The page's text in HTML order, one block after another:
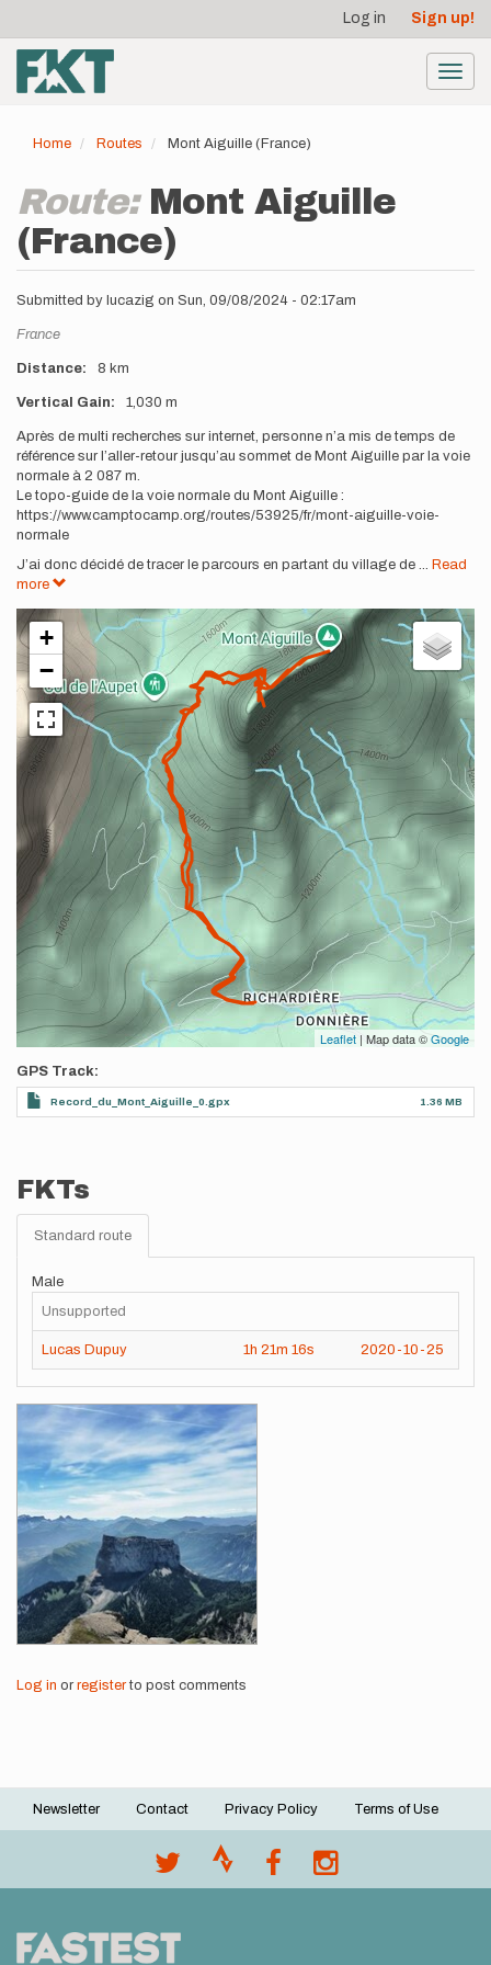
main
content
account
menu
Log in Sign up!
Home Routes Mont Aiguille (France)
Route: Mont Aiguille
(France)
Submitted by lucazig on Sun, 09/08/2024 - 02:17am
Location
France
Distance 8 km
Vertical Gain 1,030 m
Description
Après de multi recherches sur internet, personne n’a mis de temps de
référence sur l’aller-retour jusqu’au sommet de Mont Aiguille par la voie
normale à 2 087 m.
Le topo-guide de la voie normale du Mont Aiguille :
https://www.camptocamp.org/routes/53925/fr/mont-aiguille-voie-
normale
J’ai donc décidé de tracer le parcours en partant du village de ... Read
more
+
−
Leaflet | Map data ©Google
GPS Track
Record_du_Mont_Aiguille_0.gpx 1.36 MB
FKTs
Standard route
Male
Unsupported
Lucas Dupuy 1h 21m 16s 2020-10-25
Images
Log in or registerto post comments
Footer
Newsletter Contact Privacy Policy Terms of Use